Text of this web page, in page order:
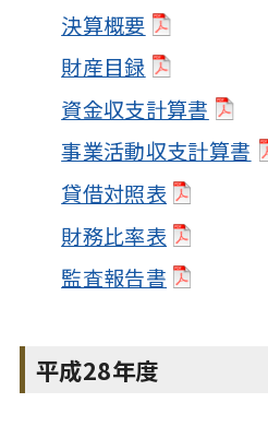
決算概要
財産目録
資金収支計算書
事業活動収支計算書
貸借対照表
財務比率表
監査報告書
平成28年度